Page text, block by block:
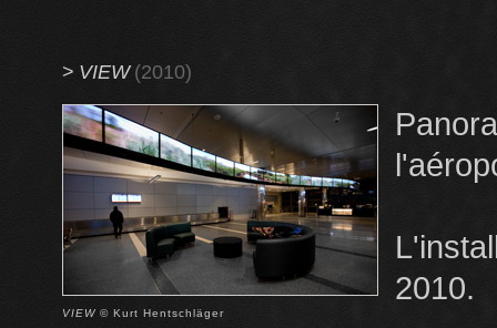
> VIEW (2010)
VIEW© Kurt Hentschläger
2010.